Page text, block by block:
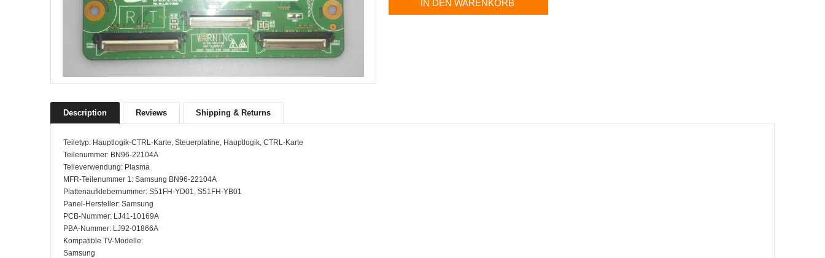
Description Reviews Shipping & Returns
Teiletyp: Hauptlogik-CTRL-Karte, Steuerplatine, Hauptlogik, CTRL-Karte
Teilenummer: BN96-22104A
Teileverwendung: Plasma
MFR-Teilenummer 1: Samsung BN96-22104A
Plattenaufklebernummer: S51FH-YD01, S51FH-YB01
Panel-Hersteller: Samsung
PCB-Nummer: LJ41-10169A
PBA-Nummer: LJ92-01866A
Kompatible TV-Modelle:
Samsung